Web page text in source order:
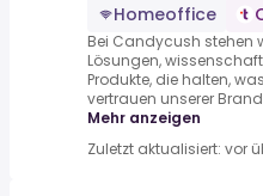
Homeoffice
Bei Candycush stehen
Lösungen,
Produkte, die halten,
vertrauen unserer
Mehr anzeigen
Zuletzt aktualisiert: vor